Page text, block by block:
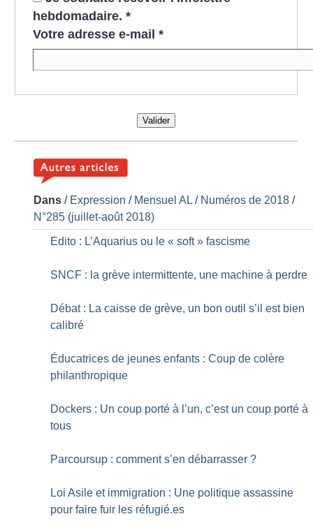
hebdomadaire. *
Votre adresse e-mail *
Valider
Dans / Expression / Mensuel AL / Numéros de 2018 /
N°285 (juillet-août 2018)
Edito : L’Aquarius ou le « soft » fascisme
SNCF : la grève intermittente, une machine à perdre
Débat : La caisse de grève, un bon outil s’il est bien
calibré
Éducatrices de jeunes enfants : Coup de colère
philanthropique
Dockers : Un coup porté à l’un, c’est un coup porté à
tous
Parcoursup : comment s’en débarrasser ?
Loi Asile et immigration : Une politique assassine
pour faire fuir les réfugié.es